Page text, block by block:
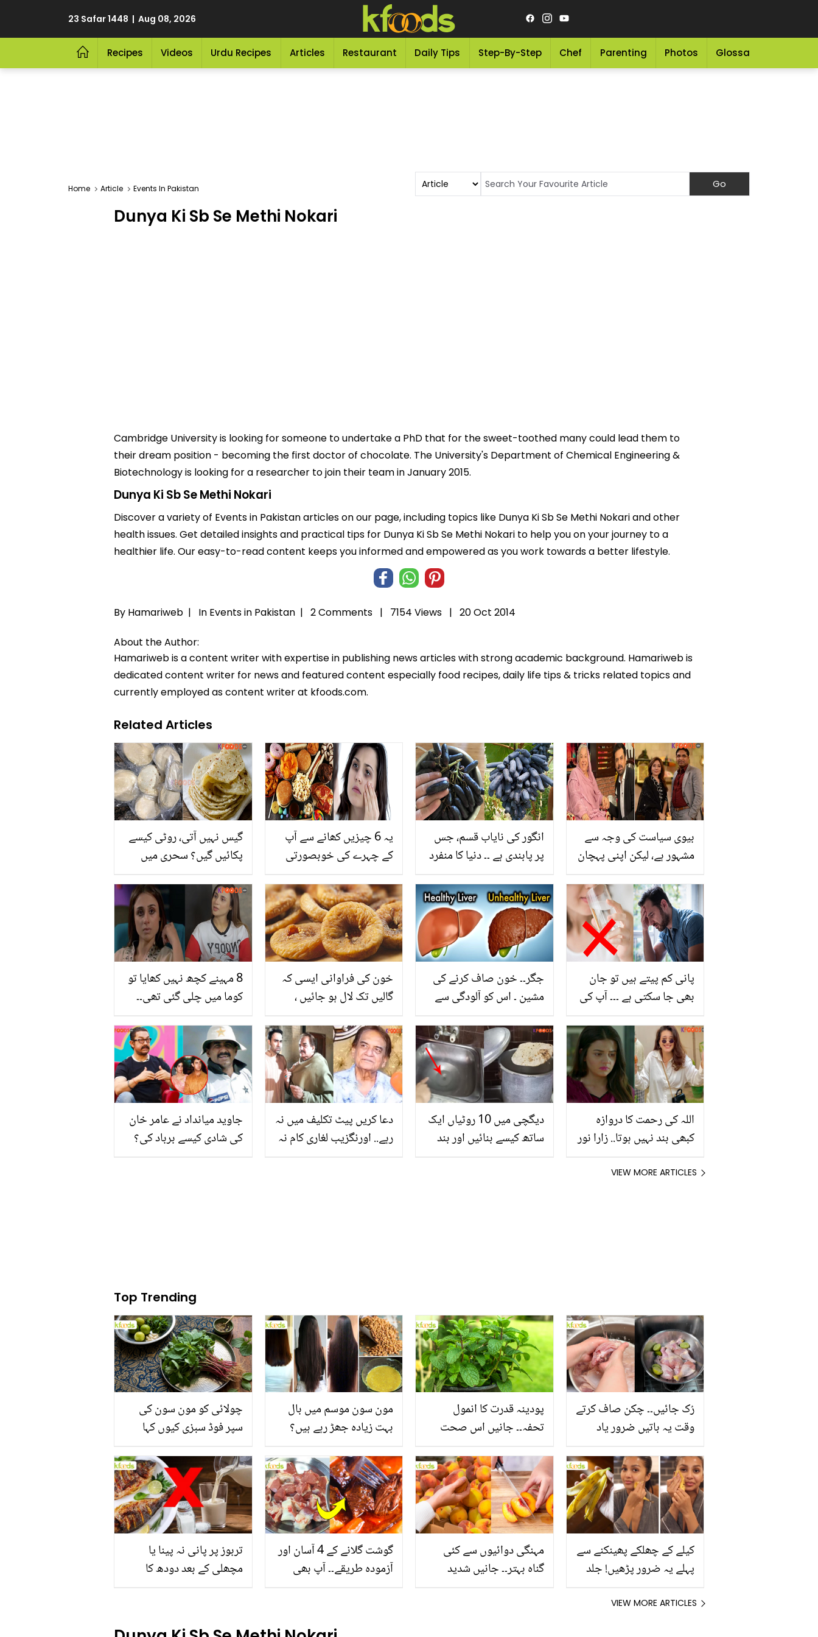
23 Safar 1448 | Aug 08, 2026
Recipes Videos Urdu Recipes Articles Restaurant Daily Tips Step-By-Step Chef Parenting Photos Glossary
Home Article Events In Pakistan
Dunya Ki Sb Se Methi Nokari
Cambridge University is looking for someone to undertake a PhD that for the sweet-toothed many could lead them to
their dream position - becoming the first doctor of chocolate. The University's Department of Chemical Engineering &
Biotechnology is looking for a researcher to join their team in January 2015.
Dunya Ki Sb Se Methi Nokari
Discover a variety of Events in Pakistan articles on our page, including topics like Dunya Ki Sb Se Methi Nokari and other
health issues. Get detailed insights and practical tips for Dunya Ki Sb Se Methi Nokari to help you on your journey to a
healthier life. Our easy-to-read content keeps you informed and empowered as you work towards a better lifestyle.
By Hamariweb | In Events in Pakistan | 2 Comments | 7154 Views | 20 Oct 2014
About the Author:
Hamariweb is a content writer with expertise in publishing news articles with strong academic background. Hamariweb is
dedicated content writer for news and featured content especially food recipes, daily life tips & tricks related topics and
currently employed as content writer at kfoods.com.
Related Articles
گیس نہیں آتی، روٹی کیسے
پکائیں گیں؟ سحری میں
روٹی نہیں بنتی تو بتائی
گئی ترکیب سے روٹی بنائیں
جو رہے سارا دن نرم اور تازہ
یہ 6 چیزیں کھانے سے آپ
کے چہرے کی خوبصورتی
کھانا بند کردیں
انگور کی نایاب قسم، جس
پر پابندی ہے ۔۔ دنیا کا منفرد
نرالے ہیں
بیوی سیاست کی وجہ سے
مشہور ہے، لیکن اپنی پہچان
خواتین کے شوہر جو بیویوں
کے نام سے نہیں جانے جاتے،
یہ لوگ ایسا کیا کام کرتے
ہیں؟
8 مہینے کچھ نہیں کھایا تو
کوما میں چلی گئی تھی۔۔
دن کھانا نہ کھانے کی کیا
وجہ بتائی؟
خون کی فراوانی ایسی کہ
گالیں تک لال ہو جائیں ،
3دانوں کاکمال ، کھانے
کیسے ہیں ؟ جانیں
جگر۔۔ خون صاف کرنے کی
مشین ۔ اس کو آلودگی سے
ہیں؟
پانی کم پیتے ہیں تو جان
بھی جا سکتی ہے ۔۔۔ آپ کی
ہیں جو آپ کی صحت اور
جان کو بھی نقصان پہنچا
سکتی ہیں؟
جاوید میانداد نے عامر خان
کی شادی کیسے برباد کی؟
دعا کریں پیٹ تکلیف میں نہ
رہے.. اورنگزیب لغاری کام نہ
دیگچی میں 10 روٹیاں ایک
ساتھ کیسے بنائیں اور بند
اللہ کی رحمت کا دروازہ
کبھی بند نہیں ہوتا.. زارا نور
بعد دوبارہ حاملہ ہونے پر
VIEW MORE ARTICLES
Top Trending
چولائی کو مون سون کی
سپر فوڈ سبزی کیوں کہا
منرلز اور اینٹی آکسیڈنٹس
سے بھرپور اس سبزی کے
فائدے
مون سون موسم میں بال
بہت زیادہ جھڑ رہے ہیں؟
بنانے کے چند قدرتی طریقے
پودینہ قدرت کا انمول
تحفہ۔۔ جانیں اس صحت
انگیز طبی فوائد
رُک جائیں۔۔ چکن صاف کرتے
وقت یہ باتیں ضرور یاد
تربوز پر پانی نہ پینا یا
مچھلی کے بعد دودھ کا
حقیقت کیا ہے اور افواہ کیا؟
گوشت گلانے کے 4 آسان اور
آزمودہ طریقے۔۔ آپ بھی
مہنگی دوائیوں سے کئی
گناہ بہتر۔۔ جانیں شدید
کیلے کے چھلکے پھینکنے سے
پہلے یہ ضرور پڑھیں! جلد
اور قدرتی حل
VIEW MORE ARTICLES